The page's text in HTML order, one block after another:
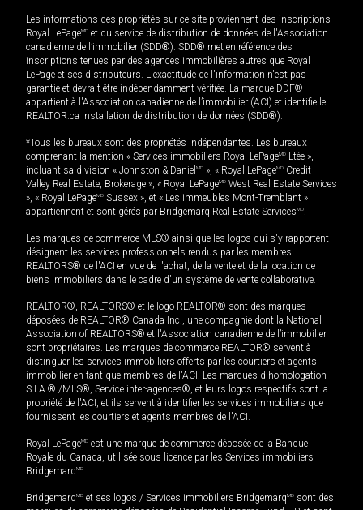
Les informations des propriétés sur ce site proviennent des inscriptions
Royal LePageMD et du service de distribution de données de l'Association
canadienne de l’immobilier (SDD®). SDD® met en référence des
inscriptions tenues par des agences immobilières autres que Royal
LePage et ses distributeurs. L'exactitude de l'information n'est pas
garantie et devrait être indépendamment vérifiée. La marque DDF®
appartient à l'Association canadienne de l’immobilier (ACI) et identifie le
REALTOR.ca Installation de distribution de données (SDD®).
*Tous les bureaux sont des propriétés indépendantes. Les bureaux
comprenant la mention « Services immobiliers Royal LePageMD Ltée »,
incluant sa division « Johnston & Daniel MD », « Royal LePageMD Credit
Valley Real Estate, Brokerage », « Royal LePageMD West Real Estate Services
», « Royal LePageMD Sussex », et « Les immeubles Mont-Tremblant »
appartiennent et sont gérés par Bridgemarq Real Estate ServicesMD.
Les marques de commerce MLS® ainsi que les logos qui s'y rapportent
désignent les services professionnels rendus par les membres
REALTORS® de l'ACI en vue de l'achat, de la vente et de la location de
biens immobiliers dans le cadre d'un système de vente collaborative.
REALTOR®, REALTORS® et le logo REALTOR® sont des marques
déposées de REALTOR® Canada Inc., une compagnie dont la National
Association of REALTORS® et l'Association canadienne de l’immobilier
sont propriétaires. Les marques de commerce REALTOR® servent à
distinguer les services immobiliers offerts par les courtiers et agents
immobilier en tant que membres de l'ACI. Les marques d'homologation
S.I.A.® /MLS®, Service inter-agences®, et leurs logos respectifs sont la
propriété de l'ACI, et ils servent à identifier les services immobiliers que
fournissent les courtiers et agents membres de l'ACI.
Royal LePageMD est une marque de commerce déposée de la Banque
Royale du Canada, utilisée sous licence par les Services immobiliers
BridgemarqMD.
BridgemarqMD et ses logos / Services immobiliers BridgemarqMD sont des